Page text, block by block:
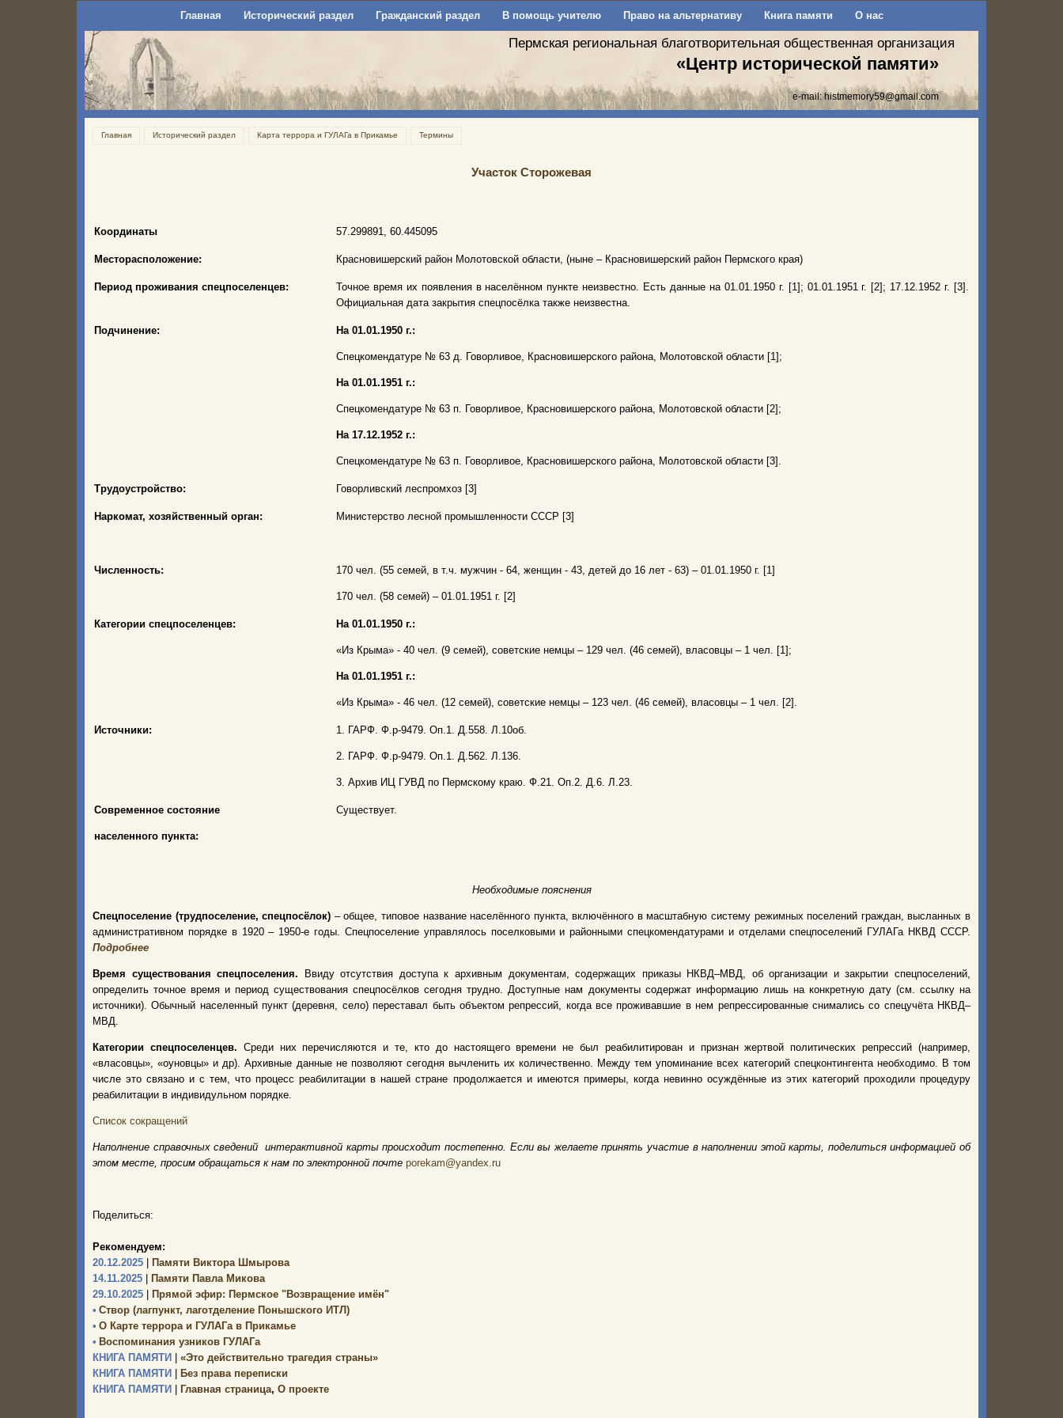
Главная Исторический раздел Гражданский раздел В помощь учителю Право на альтернативу Книга памяти О нас
Пермская региональная благотворительная общественная организация
«Центр исторической памяти»
e-mail:histmemory59@gmail.com
Главная Исторический раздел Карта террора и ГУЛАГа в Прикамье Термины
Участок Сторожевая
Координаты 57.299891, 60.445095
Месторасположение: Красновишерский район Молотовской области, (ныне – Красновишерский район Пермского края)
Период проживания спецпоселенцев:
Точное время их появления в населённом пункте неизвестно. Есть данные на 01.01.1950 г. [1]; 01.01.1951 г. [2]; 17.12.1952 г. [3].
Официальная дата закрытия спецпосёлка также неизвестна.
Подчинение: На 01.01.1950 г.:
Спецкомендатуре № 63 д. Говорливое, Красновишерского района, Молотовской области [1];
На 01.01.1951 г.:
Спецкомендатуре № 63 п. Говорливое, Красновишерского района, Молотовской области [2];
На 17.12.1952 г.:
Спецкомендатуре № 63 п. Говорливое, Красновишерского района, Молотовской области [3].
Трудоустройство: Говорливский леспромхоз [3]
Наркомат, хозяйственный орган: Министерство лесной промышленности СССР [3]
Численность: 170 чел. (55 семей, в т.ч. мужчин - 64, женщин - 43, детей до 16 лет - 63) – 01.01.1950 г. [1]
170 чел. (58 семей) – 01.01.1951 г. [2]
Категории спецпоселенцев: На 01.01.1950 г.:
«Из Крыма» - 40 чел. (9 семей), советские немцы – 129 чел. (46 семей), власовцы – 1 чел. [1];
На 01.01.1951 г.:
«Из Крыма» - 46 чел. (12 семей), советские немцы – 123 чел. (46 семей), власовцы – 1 чел. [2].
Источники: 1. ГАРФ. Ф.р-9479. Оп.1. Д.558. Л.10об.
2. ГАРФ. Ф.р-9479. Оп.1. Д.562. Л.136.
3. Архив ИЦ ГУВД по Пермскому краю. Ф.21. Оп.2. Д.6. Л.23.
Современное состояние
населенного пункта:
Существует.
Необходимые пояснения
Спецпоселение (трудпоселение, спецпосёлок) – общее, типовое название населённого пункта, включённого в масштабную систему режимных поселений граждан, высланных в
административном порядке в 1920 – 1950-е годы. Спецпоселение управлялось поселковыми и районными спецкомендатурами и отделами спецпоселений ГУЛАГа НКВД СССР.
Подробнее
Время существования спецпоселения.
Ввиду отсутствия доступа к архивным документам, содержащих приказы НКВД–МВД, об организации и закрытии спецпоселений,
определить точное время и период существования спецпосёлков сегодня трудно. Доступные нам документы содержат информацию лишь на конкретную дату (см. ссылку на
источники). Обычный населенный пункт (деревня, село) переставал быть объектом репрессий, когда все проживавшие в нем репрессированные снимались со спецучёта НКВД–
МВД.
Категории спецпоселенцев. Среди них перечисляются и те, кто до настоящего времени не был реабилитирован и признан жертвой политических репрессий (например,
«власовцы», «оуновцы» и др). Архивные данные не позволяют сегодня вычленить их количественно. Между тем упоминание всех категорий спецконтингента необходимо. В том
числе это связано и с тем, что процесс реабилитации в нашей стране продолжается и имеются примеры, когда невинно осуждённые из этих категорий проходили процедуру
реабилитации в индивидульном порядке.
Список сокращений
Наполнение справочных сведений интерактивной карты происходит постепенно. Если вы желаете принять участие в наполнении этой карты, поделиться информацией об
этом месте, просим обращаться к нам по электронной почте porekam@yandex.ru
Поделиться:
Рекомендуем:
20.12.2025
Памяти Виктора Шмырова
14.11.2025
Памяти Павла Микова
29.10.2025
Прямой эфир: Пермское "Возвращение имён"
• Створ (лагпункт, лаготделение Понышского ИТЛ)
• О Карте террора и ГУЛАГа в Прикамье
• Воспоминания узников ГУЛАГа
КНИГА ПАМЯТИ
«Это действительно трагедия страны»
КНИГА ПАМЯТИ
Без права переписки
КНИГА ПАМЯТИ
Главная страница, О проекте